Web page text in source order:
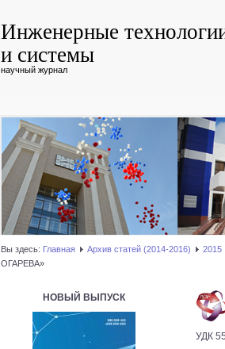
Инженерные
и системы
научный журнал
Вы здесь: Главная Архив статей (2014-2016) 2015
ОГАРЕВА»
НОВЫЙ ВЫПУСК